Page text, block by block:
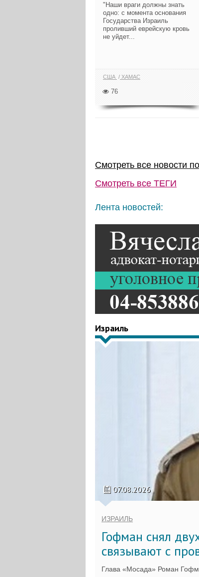
"Наши враги должны знать
одно: с момента основания
Государства Израиль
проливший еврейскую кровь
не уйдет...
США ХАМАС
76
Смотреть все новости по
Смотреть все ТЕГИ
Лента новостей:
Израиль
07.08.2026
ИЗРАИЛЬ
Гофман снял
связывают с
Глава «Мосада» Роман